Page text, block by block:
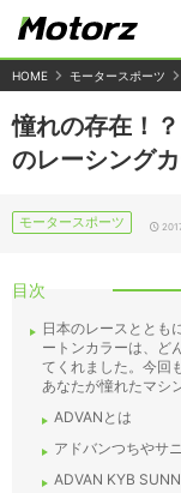
HOME モータースポーツ
憧れの存在！
のレーシング
モータースポーツ
目次
日本のレースととも
ートンカラーは、ど
てくれました。今回
あなたが憧れたマシ
ADVANとは
アドバンつちやサ
ADVAN KYB